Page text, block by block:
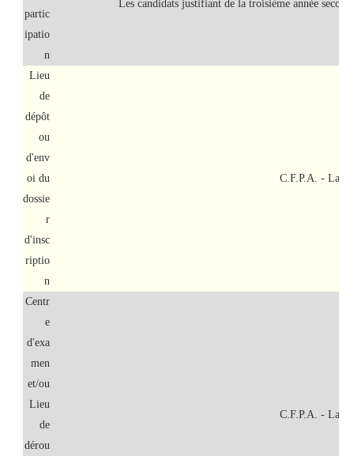
partic
ipatio
n
Les candidats justifiant de la troisième année
Lieu
de
dépôt
ou
d'env
oi du
dossie
r
d'insc
riptio
n
C.F.P.A. -
Centr
e
d'exa
men
et/ou
Lieu
de
dérou
C.F.P.A. -